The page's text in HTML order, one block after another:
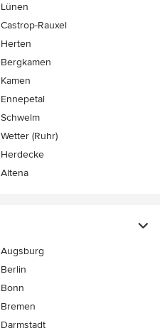
Lünen
Castrop-Rauxel
Herten
Bergkamen
Kamen
Ennepetal
Schwelm
Wetter (Ruhr)
Herdecke
Altena
Augsburg
Berlin
Bonn
Bremen
Darmstadt